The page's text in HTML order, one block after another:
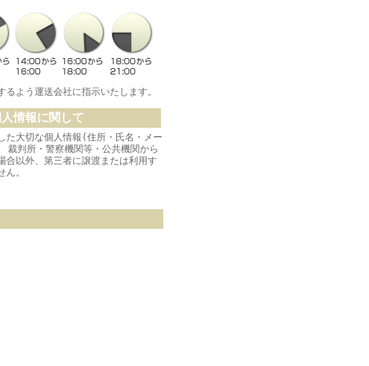
るよう運送会社に指示いたします。
情報に関して
た大切な個人情報(住所・氏名・メー
裁判所・警察機関等・公共機関から
合以外、第三者に譲渡または利用す
。